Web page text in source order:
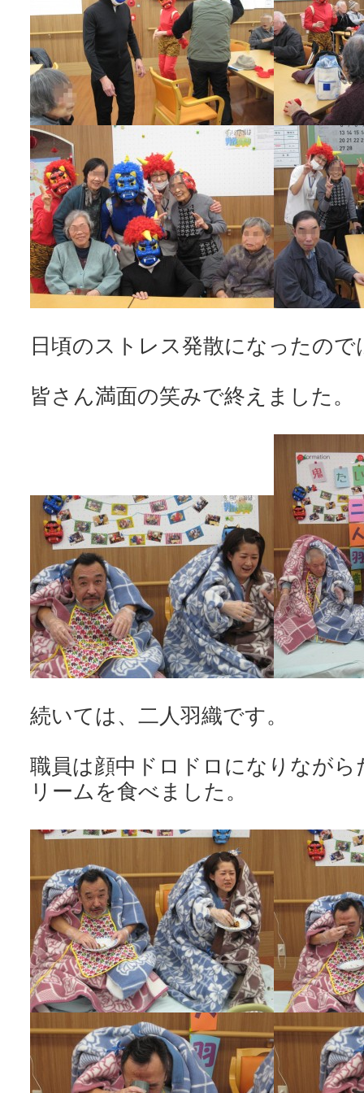
日頃のストレス発散になったの
皆さん満面の笑みで終えました。
続いては、二人羽織です。
職員は顔中ドロドロになりなが
リームを食べました。